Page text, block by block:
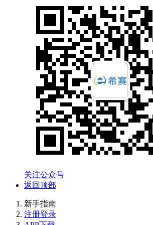
关注公众号
返回顶部
新手指南
注册登录